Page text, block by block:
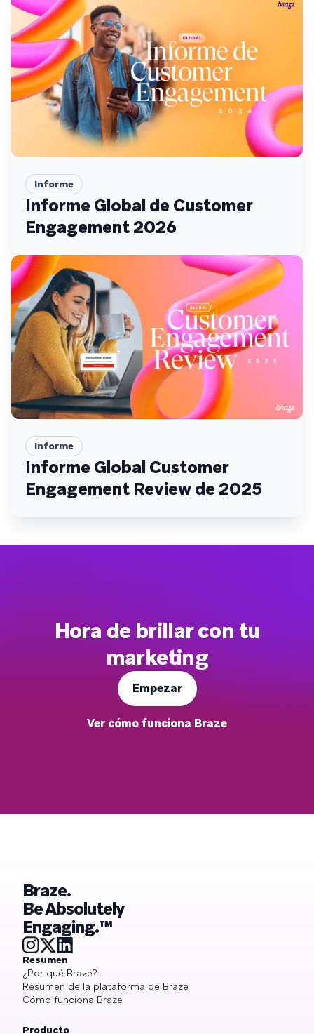
Informe
Informe Global de Customer
Engagement 2026
Informe
Informe Global Customer
Engagement Review de 2025
Hora de brillar con tu
marketing
Empezar
Ver cómo funciona Braze
Braze.
Be Absolutely
Engaging.™
Resumen
¿Por qué Braze?
Resumen de la plataforma de Braze
Cómo funciona Braze
Producto